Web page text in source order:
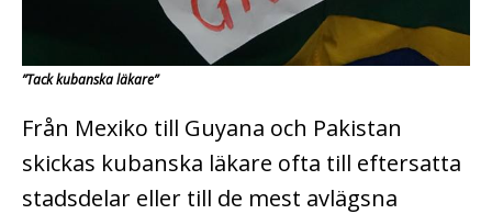
”Tack kubanska läkare”
Från Mexiko till Guyana och Pakistan
skickas kubanska läkare ofta till eftersatta
stadsdelar eller till de mest avlägsna